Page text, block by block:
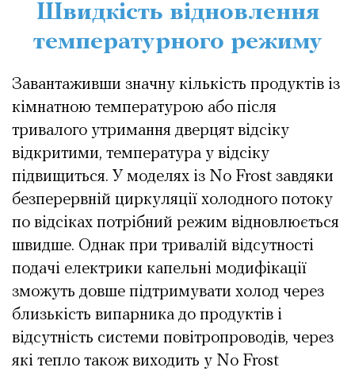
Швидкість відновлення
температурного режиму
Завантаживши значну кількість продуктів із
кімнатною температурою або після
тривалого утримання дверцят відсіку
відкритими, температура у відсіку
підвищиться. У моделях із No Frost завдяки
безперервній циркуляції холодного потоку
по відсіках потрібний режим відновлюється
швидше. Однак при тривалій відсутності
подачі електрики капельні модифікації
зможуть довше підтримувати холод через
близькість випарника до продуктів і
відсутність системи повітропроводів, через
які тепло також виходить у No Frost